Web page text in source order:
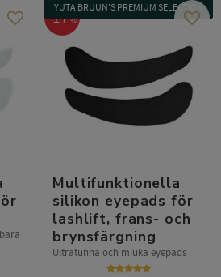
Lägg till i favoriter
Multifunktionella
silikon eyepads för
lashlift, frans- och
brynsfärgning
Ultratunna och mjuka eyepads
17%
YUTA BRUUN'S PREMIUM SELECTION